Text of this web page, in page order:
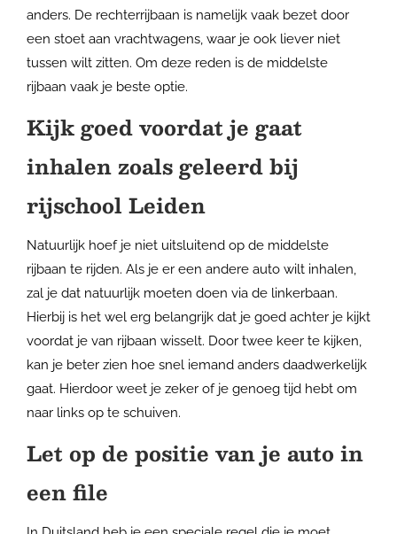
anders. De rechterrijbaan is namelijk vaak bezet door
een stoet aan vrachtwagens, waar je ook liever niet
tussen wilt zitten. Om deze reden is de middelste
rijbaan vaak je beste optie.
Kijk goed voordat je gaat
inhalen zoals geleerd bij
rijschool Leiden
Natuurlijk hoef je niet uitsluitend op de middelste
rijbaan te rijden. Als je er een andere auto wilt inhalen,
zal je dat natuurlijk moeten doen via de linkerbaan.
Hierbij is het wel erg belangrijk dat je goed achter je kijkt
voordat je van rijbaan wisselt. Door twee keer te kijken,
kan je beter zien hoe snel iemand anders daadwerkelijk
gaat. Hierdoor weet je zeker of je genoeg tijd hebt om
naar links op te schuiven.
Let op de positie van je auto in
een file